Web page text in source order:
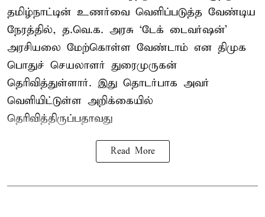
தமிழ்நாட்டின் உணர்வை வெளிப்படுத்த வேண்டிய
நேரத்தில், த.வெ.க. அரசு ‘டேக் டைவர்ஷன்’
அரசியலை மேற்கொள்ள வேண்டாம் என திமுக
பொதுச் செயலாளர் துரைமுருகன்
தெரிவித்துள்ளார். இது தொடர்பாக அவர்
வெளியிட்டுள்ள அறிக்கையில்
தெரிவித்திருப்பதாவது
Read More